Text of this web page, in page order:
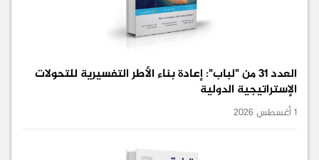
العدد 31 من "لباب": إعادة بناء الأطر التفسيرية للتحولات
الإستراتيجية الدولية
1 أغسطس 2026